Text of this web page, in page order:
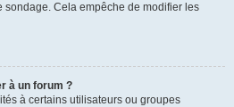
sondage. Cela empêche de modifier les
à un forum ?
à certains utilisateurs ou groupes